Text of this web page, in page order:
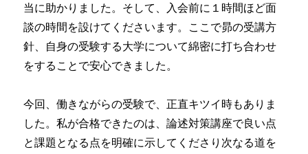
当に助かりました。そして、入会前に１時間ほど面
談の時間を設けてくださいます。ここで昴の受講方
針、自身の受験する大学について綿密に打ち合わせ
をすることで安心できました。
今回、働きながらの受験で、正直キツイ時もありま
した。私が合格できたのは、論述対策講座で良い点
と課題となる点を明確に示してくださり次なる道を